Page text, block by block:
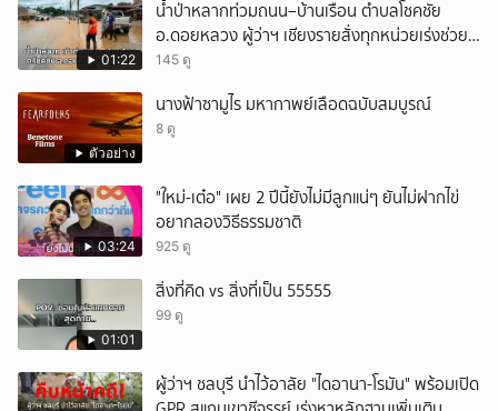
01:22
น้ำป่าหลากท่วมถนน–บ้านเรือน ตำบลโชคชัย
อ.ดอยหลวง ผู้ว่าฯ เชียงรายสั่งทุกหน่วยเร่งช่วย
เหลือประชาชน
145 ดู
ตัวอย่าง
นางฟ้าซามูไร มหากาพย์เลือดฉบับสมบูรณ์
8 ดู
03:24
"ใหม่-เต๋อ" เผย 2 ปีนี้ยังไม่มีลูกแน่ๆ ยันไม่ฝากไข่
อยากลองวิธีธรรมชาติ
925 ดู
01:01
สิ่งที่คิด vs สิ่งที่เป็น 55555
99 ดู
ผู้ว่าฯ ชลบุรี นำไว้อาลัย "ไดอานา-โรมัน" พร้อมเปิด